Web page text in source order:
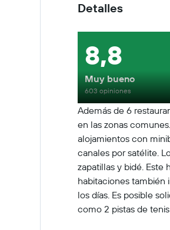
Detalles
Además de 6
en las zonas
alojamientos con
canales por satélite.
zapatillas y bidé.
habitaciones también
los días. Es posible
como 2 pistas de
8,8
Muy bueno
603 opiniones